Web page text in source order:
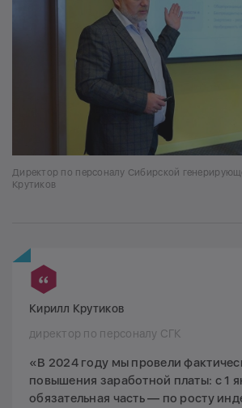
Директор по персоналу Сибирской
Крутиков
Кирилл Крутиков
директор по персоналу СГК
«В 2024 году мы провели
повышения заработной платы: с 1
обязательная часть — по росту